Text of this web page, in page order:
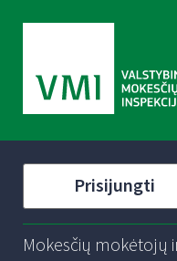
Prisijungti
Mokesčių mokėtojų